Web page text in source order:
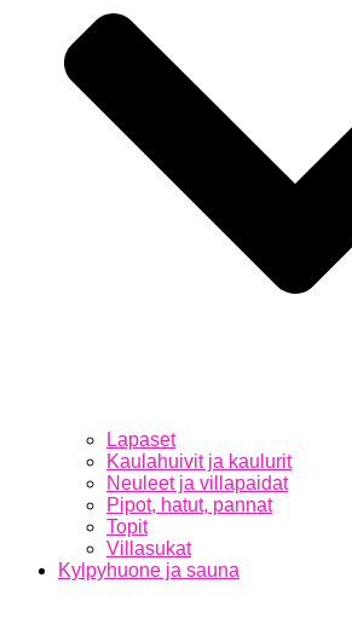
Lapaset
Kaulahuivit ja kaulurit
Neuleet ja villapaidat
Pipot, hatut, pannat
Topit
Villasukat
Kylpyhuone ja sauna